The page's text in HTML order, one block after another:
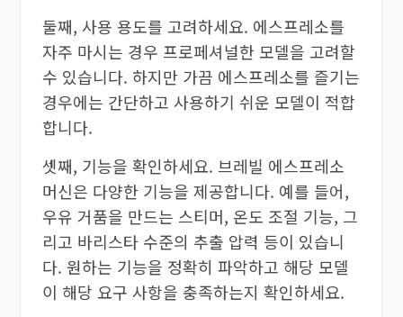
둘째, 사용 용도를 고려하세요. 에스프레소를
자주 마시는 경우 프로페셔널한 모델을 고려할
수 있습니다. 하지만 가끔 에스프레소를 즐기는
경우에는 간단하고 사용하기 쉬운 모델이 적합
합니다.
셋째, 기능을 확인하세요. 브레빌 에스프레소
머신은 다양한 기능을 제공합니다. 예를 들어,
우유 거품을 만드는 스티머, 온도 조절 기능, 그
리고 바리스타 수준의 추출 압력 등이 있습니
다. 원하는 기능을 정확히 파악하고 해당 모델
이 해당 요구 사항을 충족하는지 확인하세요.